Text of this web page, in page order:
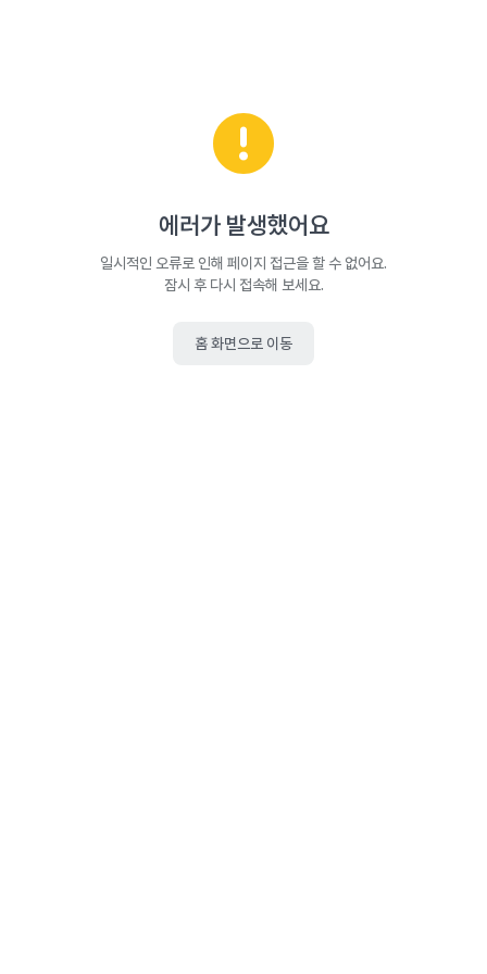
에러가 발생했어요
일시적인 오류로 인해 페이지 접근을 할 수 없어요.
잠시 후 다시 접속해 보세요.
홈 화면으로 이동